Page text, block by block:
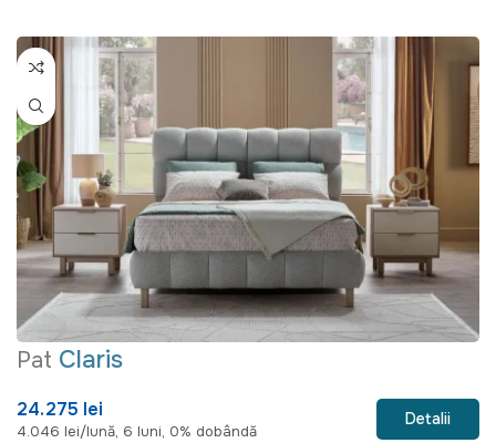
Pat Claris
24.275 lei
4.046 lei/lună, 6 luni, 0% dobândă
Detalii